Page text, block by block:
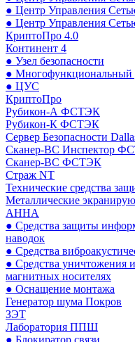
● Центр Управления
● Центр Управления
КриптоПро 4.0
Континент 4
● Узел безопасности
● Многофункциональный
● ЦУС
КриптоПро
Рубикон-А ФСТЭК
Рубикон-К ФСТЭК
Сервер Безопасности
Сканер-ВС Инспектор
Сканер-ВС ФСТЭК
Страж NT
Технические средства
Металлические
АННА
● Средства защиты
наводок
● Средства
● Средства
магнитных носителях
● Оснащение монтажа
Генератор шума Покров
ЗЭТ
Лаборатория ППШ
● Блокиратор связи